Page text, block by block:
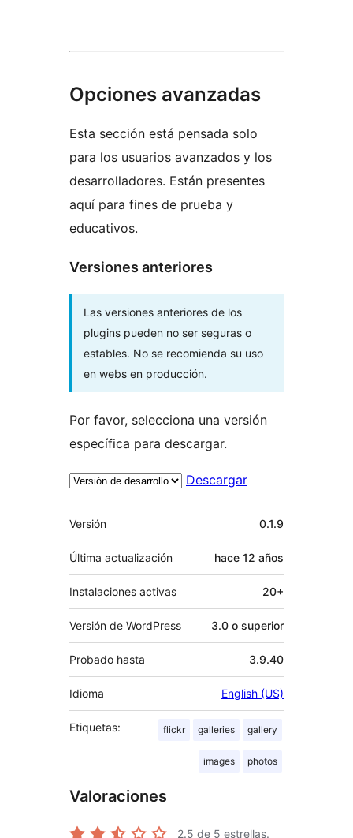
Opciones avanzadas
Esta sección está pensada solo
para los usuarios avanzados y los
desarrolladores. Están presentes
aquí para fines de prueba y
educativos.
Versiones anteriores
Las versiones anteriores de los
plugins pueden no ser seguras o
estables. No se recomienda su uso
en webs en producción.
Por favor, selecciona una versión
específica para descargar.
Descargar
Meta
Versión 0.1.9
Última actualización hace 12 años
Instalaciones activas 20+
Versión de WordPress 3.0 o superior
Probado hasta 3.9.40
Idioma English (US)
Etiquetas: flickr galleries gallery
images photos
Valoraciones
2.5 de 5 estrellas.